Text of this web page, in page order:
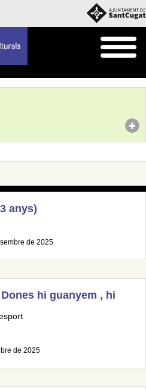
anys)
de 2025
hi guanyem , hi
de 2025